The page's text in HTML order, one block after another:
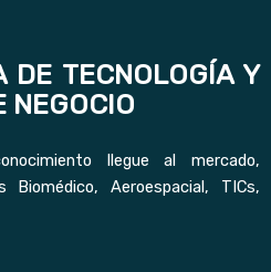
DE TECNOLOGÍA Y
NEGOCIO
llegue al mercado,
Aeroespacial, TICs,